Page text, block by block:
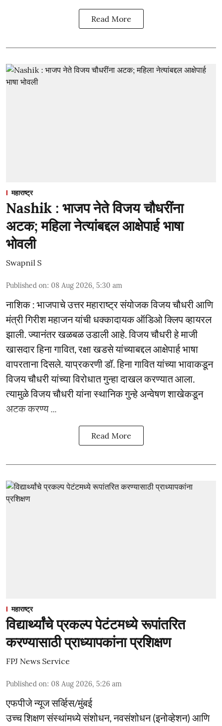
Read More
महाराष्ट्र
Nashik : भाजप नेते विजय चौधरींना
अटक; महिला नेत्यांबद्दल आक्षेपार्ह भाषा
भोवली
Swapnil S
Published on: 08 Aug 2026, 5:30 am
नाशिक : भाजपाचे उत्तर महाराष्ट्र संयोजक विजय चौधरी आणि
मंत्री गिरीश महाजन यांची धक्कादायक ऑडिओ क्लिप व्हायरल
झाली. ज्यानंतर खळबळ उडाली आहे. विजय चौधरी हे माजी
खासदार हिना गावित, रक्षा खडसे यांच्याबद्दल आक्षेपार्ह भाषा
वापरताना दिसले. याप्रकरणी डॉ. हिना गावित यांच्या भावाकडून
विजय चौधरी यांच्या विरोधात गुन्हा दाखल करण्यात आला.
त्यामुळे विजय चौधरी यांना स्थानिक गुन्हे अन्वेषण शाखेकडून
अटक करण्य ...
Read More
महाराष्ट्र
विद्यार्थ्यांचे प्रकल्प पेटंटमध्ये रूपांतरित
करण्यासाठी प्राध्यापकांना प्रशिक्षण
FPJ News Service
Published on: 08 Aug 2026, 5:26 am
एफपीजे न्यूज सर्व्हिस/मुंबई
उच्च शिक्षण संस्थांमध्ये संशोधन, नवसंशोधन (इनोव्हेशन) आणि